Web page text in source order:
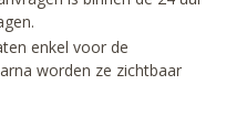
enkel voor de
worden ze zichtbaar